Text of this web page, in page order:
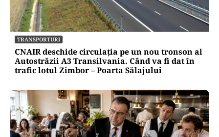
TRANSPORTURI
CNAIR deschide circulația pe un nou tronson al
Autostrăzii A3 Transilvania. Când va fi dat în
trafic lotul Zimbor – Poarta Sălajului